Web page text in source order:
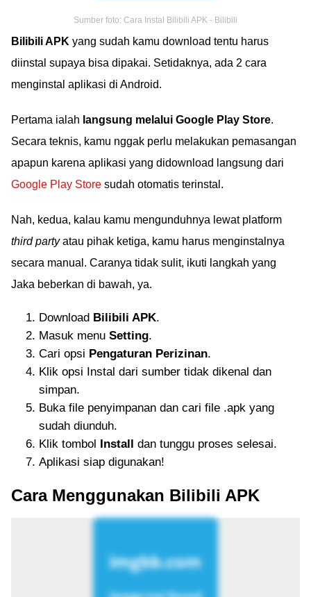
Sumber foto: Cara Instal Bilibili APK - Bilibili
Bilibili APK yang sudah kamu download tentu harus
diinstal supaya bisa dipakai. Setidaknya, ada 2 cara
menginstal aplikasi di Android.
Pertama ialah langsung melalui Google Play Store.
Secara teknis, kamu nggak perlu melakukan pemasangan
apapun karena aplikasi yang didownload langsung dari
Google Play Store sudah otomatis terinstal.
Nah, kedua, kalau kamu mengunduhnya lewat platform
third partyatau pihak ketiga, kamu harus menginstalnya
secara manual. Caranya tidak sulit, ikuti langkah yang
Jaka beberkan di bawah, ya.
Download Bilibili APK.
Masuk menu Setting.
Cari opsi Pengaturan Perizinan.
Klik opsi Instal dari sumber tidak dikenal dan
simpan.
Buka file penyimpanan dan cari file .apk yang
sudah diunduh.
Klik tombol Install dan tunggu proses selesai.
Aplikasi siap digunakan!
Cara Menggunakan Bilibili APK